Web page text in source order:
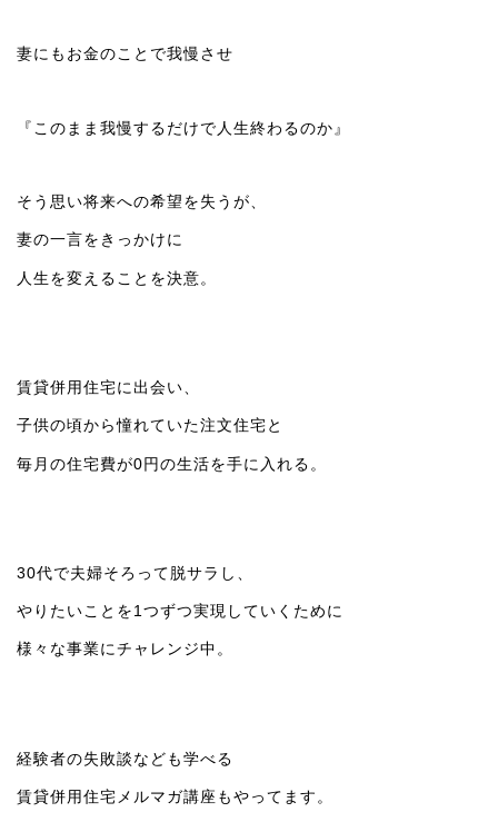
妻にもお金のことで我慢させ
『このまま我慢するだけで人生終わるのか』
そう思い将来への希望を失うが、
妻の一言をきっかけに
人生を変えることを決意。
賃貸併用住宅に出会い、
子供の頃から憧れていた注文住宅と
毎月の住宅費が0円の生活を手に入れる。
30代で夫婦そろって脱サラし、
やりたいことを1つずつ実現していくために
様々な事業にチャレンジ中。
経験者の失敗談なども学べる
賃貸併用住宅メルマガ講座もやってます。